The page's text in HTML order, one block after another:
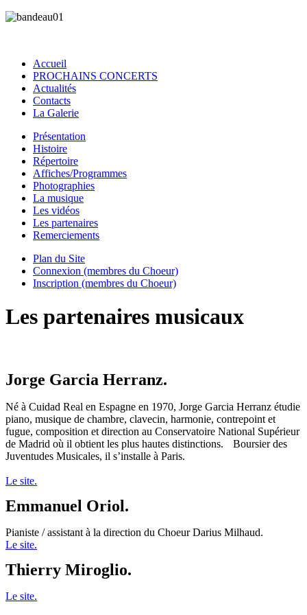
Accueil
PROCHAINS CONCERTS
Actualités
Contacts
La Galerie
Présentation
Histoire
Répertoire
Affiches/Programmes
Photographies
La musique
Les vidéos
Les partenaires
Remerciements
Plan du Site
Connexion (membres du Choeur)
Inscription (membres du Choeur)
Les partenaires musicaux
Jorge Garcia Herranz.
Né à Cuidad Real en Espagne en 1970, Jorge Garcia Herranz étudie
piano, musique de chambre, clavecin, harmonie, contrepoint et
fugue, composition et direction au Conservatoire National Supérieur
de Madrid où il obtient les plus hautes distinctions. Boursier des
Juventudes Musicales, il s’installe à Paris.
Le site.
Emmanuel Oriol.
Pianiste / assistant à la direction du Choeur Darius Milhaud.
Le site.
Thierry Miroglio.
Le site.